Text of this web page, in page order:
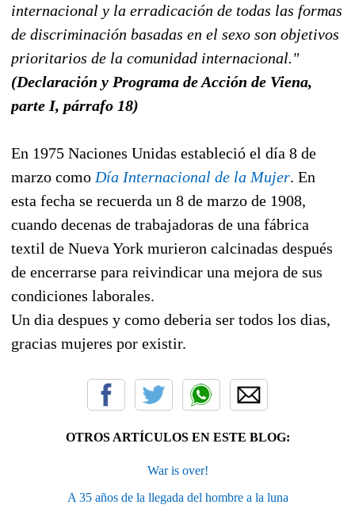
internacional y la erradicación de todas las formas
de discriminación basadas en el sexo son objetivos
prioritarios de la comunidad internacional."
(Declaración y Programa de Acción de Viena,
parte I, párrafo 18)
En 1975 Naciones Unidas estableció el día 8 de
marzo como Día Internacional de la Mujer. En
esta fecha se recuerda un 8 de marzo de 1908,
cuando decenas de trabajadoras de una fábrica
textil de Nueva York murieron calcinadas después
de encerrarse para reivindicar una mejora de sus
condiciones laborales.
Un dia despues y como deberia ser todos los dias,
gracias mujeres por existir.
OTROS ARTÍCULOS EN ESTE BLOG:
War is over!
A 35 años de la llegada del hombre a la luna